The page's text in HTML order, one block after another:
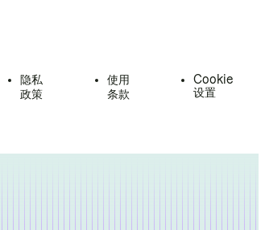
隐私
政策
使用
条款
Cookie
设置